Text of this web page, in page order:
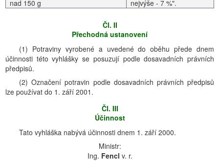
nad 150 g nejvýše - 7 %".
Čl. II
Přechodná ustanovení
(1) Potraviny vyrobené a uvedené do oběhu přede dnem
účinnosti této vyhlášky se posuzují podle dosavadních právních
předpisů.
(2) Označení potravin podle dosavadních právních předpisů
lze používat do 1. září 2001.
Čl. III
Účinnost
Tato vyhláška nabývá účinnosti dnem 1. září 2000.
Ministr:
Ing. Fencl v. r.